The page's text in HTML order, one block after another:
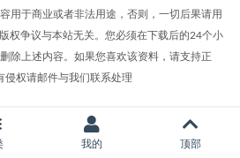
用于商业或者非法用途，否则，一切后果请用
权争议与本站无关。您必须在下载后的24个小
除上述内容。如果您喜欢该资料，请支持正
侵权请邮件与我们联系处理
我的 顶部